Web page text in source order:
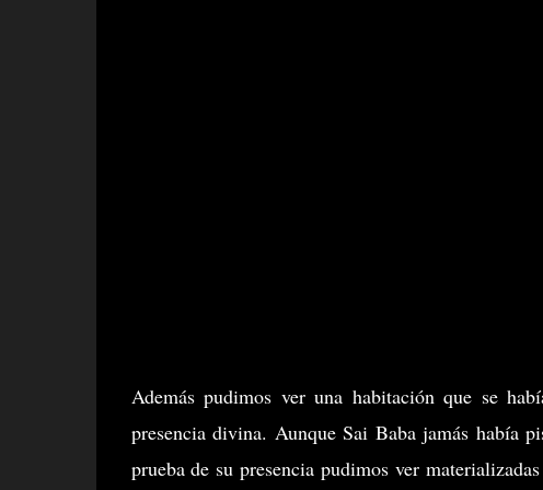
Además pudimos ver una habitación que se
presencia divina. Aunque Sai Baba jamás había
prueba de su presencia pudimos ver